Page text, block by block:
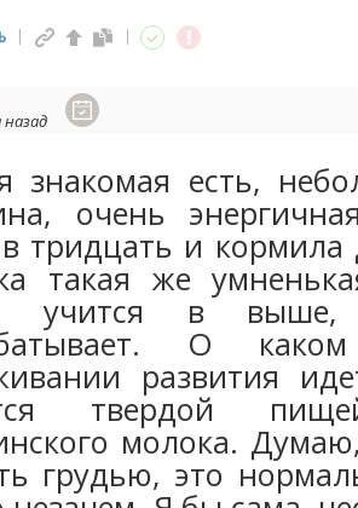
назад
знакомая есть,
очень
тридцать и кормила
такая же
учится в
О каком
развития
твердой
молока.
грудью, это